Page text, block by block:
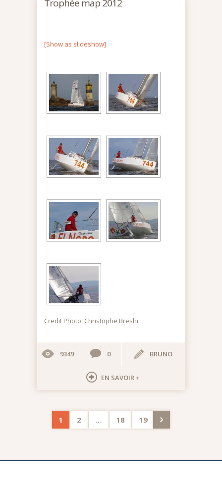
Trophée map 2012
[Show as slideshow]
Credit Photo: Christophe Breshi
9349 0 BRUNO
EN SAVOIR +
1 2 … 18 19